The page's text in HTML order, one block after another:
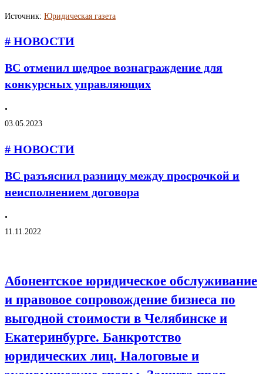
Источник: Юридическая газета
# НОВОСТИ
ВС отменил щедрое вознаграждение для
конкурсных управляющих
•
03.05.2023
# НОВОСТИ
ВС разъяснил разницу между просрочкой и
неисполнением договора
•
11.11.2022
Абонентское юридическое обслуживание
и правовое сопровождение бизнеса по
выгодной стоимости в Челябинске и
Екатеринбурге. Банкротство
юридических лиц. Налоговые и